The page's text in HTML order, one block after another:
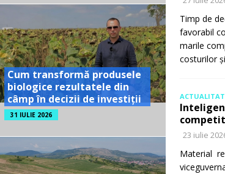
Cum transformă produsele
biologice rezultatele din
câmp în decizii de investiții
31 IULIE 2026
Timp de
favorabil
marile
costurilor
23 iulie
Material